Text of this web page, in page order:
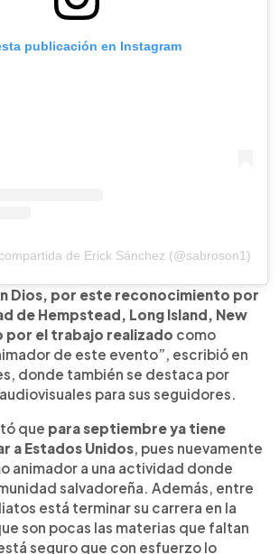
publicación en Instagram
de Erick Sánchez (@sabroson1)
Dios, por este reconocimiento por
de Hempstead, Long Island, New
por el trabajo realizado como
de este evento”, escribió en
donde también se destaca por
para sus seguidores.
que para septiembre ya tiene
a Estados Unidos, pues nuevamente
animador a una actividad donde
salvadoreña. Además, entre
está terminar su carrera en la
son pocas las materias que faltan
seguro que con esfuerzo lo